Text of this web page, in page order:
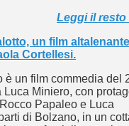
Leggi il resto
un film
Cortellesi.
è un film commedia del
Luca Miniero, con
Papaleo e Luca
di Bolzano, in un
nel mese di